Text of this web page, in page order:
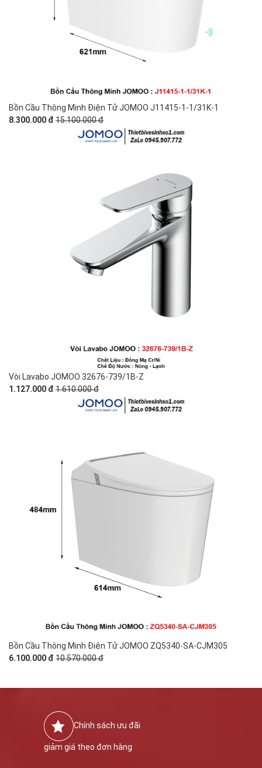
Bồn Cầu Thông Minh Điện Tử JOMOO J11415-1-1/31K-1
8.300.000 đ 15.100.000 đ
Vòi Lavabo JOMOO 32676-739/1B-Z
1.127.000 đ 1.610.000 đ
Bồn Cầu Thông Minh Điện Tử JOMOO ZQ5340-SA-CJM305
6.100.000 đ 10.570.000 đ
Chính sách ưu đãi
giảm giá theo đơn hàng